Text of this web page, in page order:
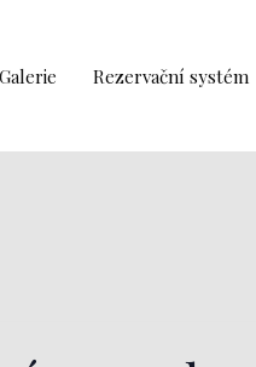
Galerie Rezervační systém